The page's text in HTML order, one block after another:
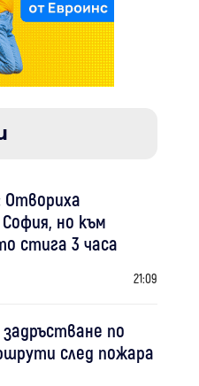
Отвориха
но към
стига 3 часа
21:09
по
след пожара